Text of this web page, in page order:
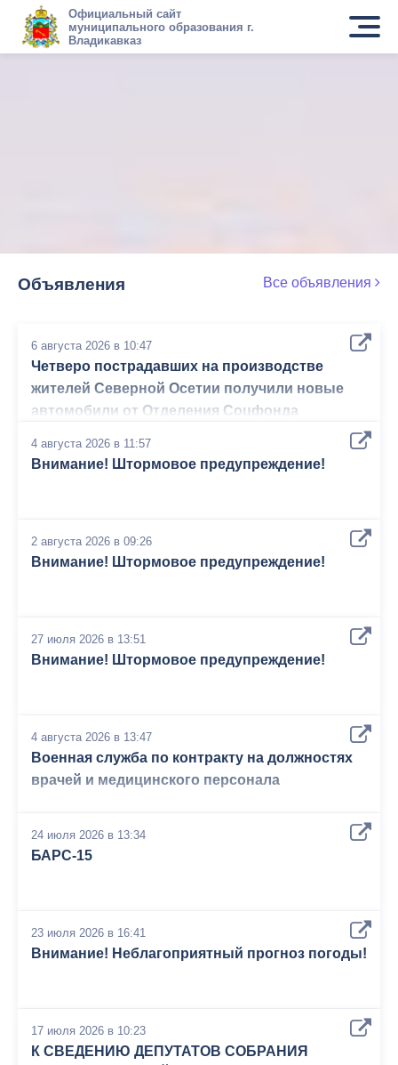
Официальный сайт
муниципального образования г.
Владикавказ
Объявления Все объявления
6 августа 2026 в 10:47
Четверо пострадавших на производстве
жителей Северной Осетии получили новые
автомобили от Отделения Соцфонда
4 августа 2026 в 11:57
Внимание! Штормовое предупреждение!
2 августа 2026 в 09:26
Внимание! Штормовое предупреждение!
27 июля 2026 в 13:51
Внимание! Штормовое предупреждение!
4 августа 2026 в 13:47
Военная служба по контракту на должностях
врачей и медицинского персонала
24 июля 2026 в 13:34
БАРС-15
23 июля 2026 в 16:41
Внимание! Неблагоприятный прогноз погоды!
17 июля 2026 в 10:23
К СВЕДЕНИЮ ДЕПУТАТОВ СОБРАНИЯ